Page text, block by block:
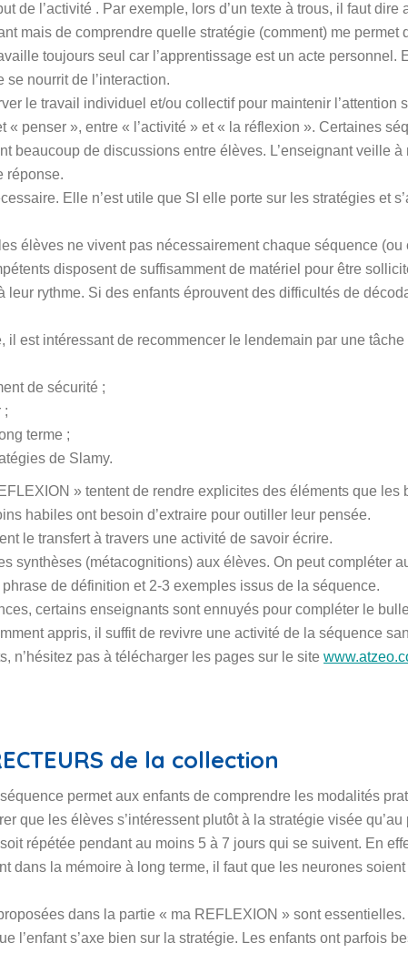
de l’activité . Par exemple, lors d’un texte à trous, il faut dire
mais de comprendre quelle stratégie (comment) me permet
toujours seul car l’apprentissage est un acte personnel.
se nourrit de l’interaction.
le travail individuel et/ou collectif pour maintenir l’attention
« penser », entre « l’activité » et « la réflexion ». Certaines
beaucoup de discussions entre élèves. L’enseignant veille à
réponse.
Elle n’est utile que SI elle porte sur les stratégies et
élèves ne vivent pas nécessairement chaque séquence
disposent de suffisamment de matériel pour être
leur rythme. Si des enfants éprouvent des difficultés de
il est intéressant de recommencer le lendemain par une
de sécurité ;
;
terme ;
de Slamy.
» tentent de rendre explicites des éléments que les
habiles ont besoin d’extraire pour outiller leur pensée.
le transfert à travers une activité de savoir écrire.
synthèses (métacognitions) aux élèves. On peut compléter
de définition et 2-3 exemples issus de la séquence.
certains enseignants sont ennuyés pour compléter le
appris, il suffit de revivre une activité de la séquence
n’hésitez pas à télécharger les pages sur le site
de la collection
permet aux enfants de comprendre les modalités
que les élèves s’intéressent plutôt à la stratégie visée qu’au
soit répétée pendant au moins 5 à 7 jours qui se suivent. En
dans la mémoire à long terme, il faut que les neurones
dans la partie « ma REFLEXION » sont
l’enfant s’axe bien sur la stratégie. Les enfants ont parfois